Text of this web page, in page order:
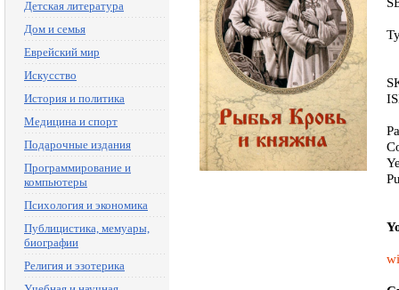
Детская литература
Дом и семья
Еврейский мир
Искусство
История и политика
Медицина и спорт
Подарочные издания
Программирование и
компьютеры
Психология и экономика
Публицистика, мемуары,
биографии
Религия и эзотерика